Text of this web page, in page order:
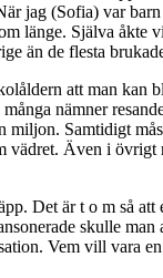
jag (Sofia) var
länge. Själva
än de flesta
att man kan
nämner
Samtidigt
vädret. Även i
Det är t o m så
skulle
Vem vill vara